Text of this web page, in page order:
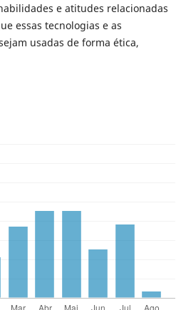
e atitudes relacionadas
essas tecnologias e as
usadas de forma ética,